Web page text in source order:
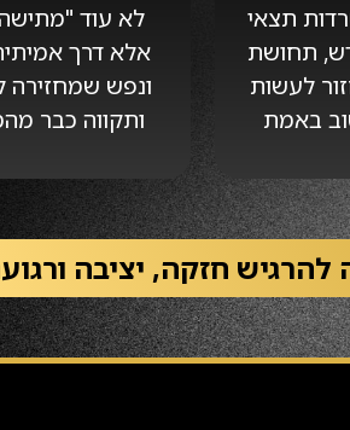
תצאי
תחושת
לעשות
באמת
לא עוד
אלא דרך
ונפש שמחזירה
ותקווה כבר
להרגיש חזקה, יציבה